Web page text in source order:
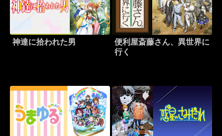
神達に拾われた男
便利屋斎藤さん、異世界に
行く